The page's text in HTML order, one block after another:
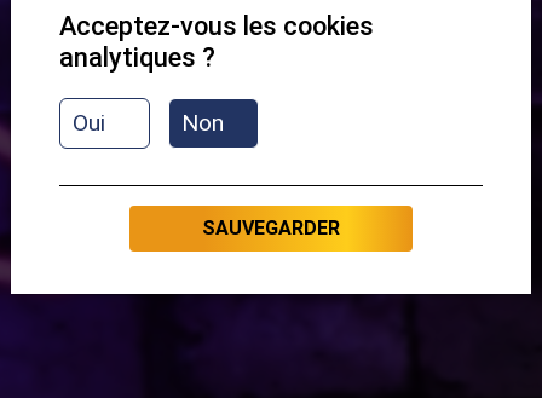
Présentation
C'EST PARTI
Oui Non
Acceptez-vous les cookies
analytiques ?
SAUVEGARDER